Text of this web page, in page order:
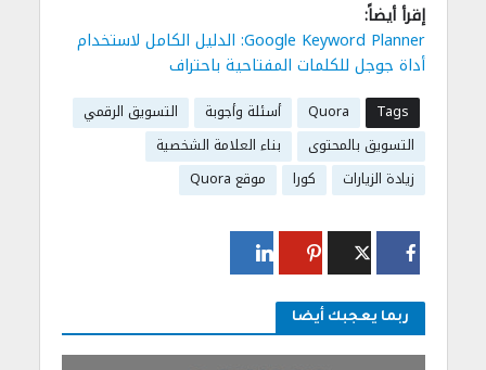
إقرأ أيضاً:
Google Keyword Planner: الدليل الكامل لاستخدام
أداة جوجل للكلمات المفتاحية باحتراف
Tags
Quora أسئلة وأجوبة
التسويق الرقمي
التسويق بالمحتوى
بناء العلامة الشخصية
زيادة الزيارات
كورا موقع Quora
ربما يعجبك أيضا